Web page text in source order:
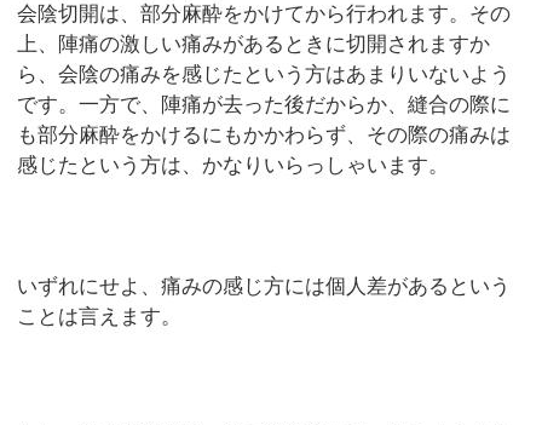
会陰切開は、部分麻酔をかけてから行われます。その
上、陣痛の激しい痛みがあるときに切開されますか
ら、会陰の痛みを感じたという方はあまりいないよう
です。一方で、陣痛が去った後だからか、縫合の際に
も部分麻酔をかけるにもかかわらず、その際の痛みは
感じたという方は、かなりいらっしゃいます。
いずれにせよ、痛みの感じ方には個人差があるという
ことは言えます。